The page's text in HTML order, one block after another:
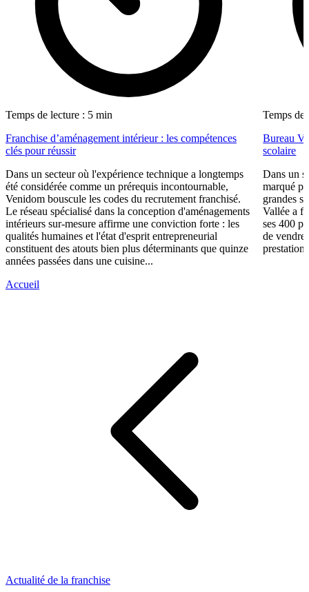
Temps de lecture : 5 min
Franchise d’aménagement intérieur : les compétences
clés pour réussir
Dans un secteur où l'expérience technique a longtemps
été considérée comme un prérequis incontournable,
Venidom bouscule les codes du recrutement franchisé.
Le réseau spécialisé dans la conception d'aménagements
intérieurs sur-mesure affirme une conviction forte : les
qualités humaines et l'état d'esprit entrepreneurial
constituent des atouts bien plus déterminants que quinze
années passées dans une cuisine...
Temps de
Bureau
scolaire
Dans un
marqué
grandes
Vallée a
ses 400
de vendre
Accueil
Actualité de la franchise